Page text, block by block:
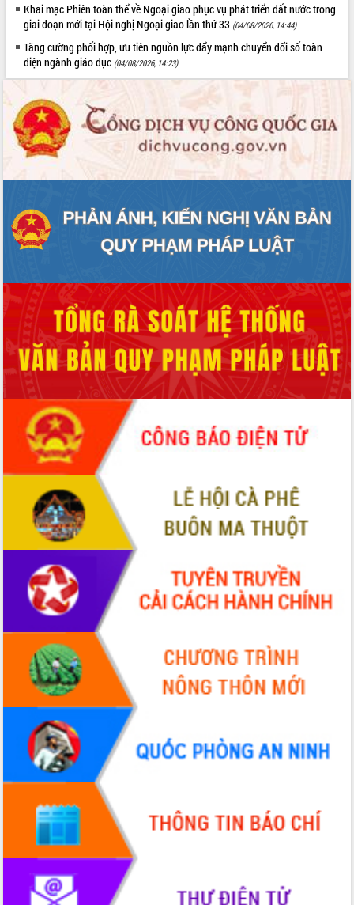
Khai mạc Phiên toàn thể về Ngoại giao phục vụ phát triển đất nước trong
giai đoạn mới tại Hội nghị Ngoại giao lần thứ 33 (04/08/2026, 14:44)
Tăng cường phối hợp, ưu tiên nguồn lực đẩy mạnh chuyển đổi số toàn
diện ngành giáo dục (04/08/2026, 14:23)